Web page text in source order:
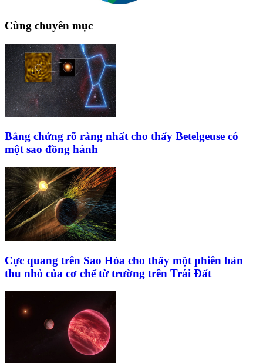
Cùng chuyên mục
Bằng chứng rõ ràng nhất cho thấy Betelgeuse có
một sao đồng hành
Cực quang trên Sao Hỏa cho thấy một phiên bản
thu nhỏ của cơ chế từ trường trên Trái Đất